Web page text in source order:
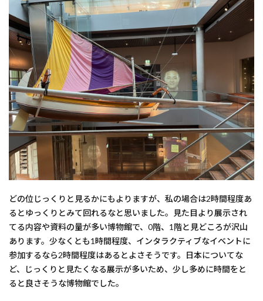
どの位じっくりと見るかにもよりますが、私の場合は2時間程度あ
るとゆっくりとみて回れるなと思いました。見た目より展示され
てる内容や資料の量が多い博物館で、0階、1階と見どころが沢山
あります。少なくとも1時間程度、インタラクティブなイベントに
参加するなら2時間程度はあるとよさそうです。日本についてな
ど、じっくりと見たくなる展示が多いため、少し多めに時間をと
ると良さそうな博物館でした。